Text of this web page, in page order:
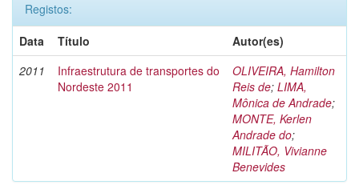
Registos:
Data
Título
Autor(es)
2011
Infraestrutura de transportes do
Nordeste 2011
OLIVEIRA, Hamilton
Reis de; LIMA,
Mônica de Andrade;
MONTE, Kerlen
Andrade do;
MILITÃO, Vivianne
Benevides